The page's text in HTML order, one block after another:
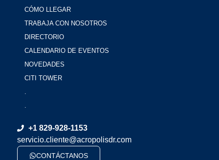
CÓMO LLEGAR
TRABAJA CON NOSOTROS
DIRECTORIO
CALENDARIO DE EVENTOS
NOVEDADES
CITI TOWER
.
.
+1 829-928-1153
servicio.cliente@acropolisdr.com
CONTÁCTANOS